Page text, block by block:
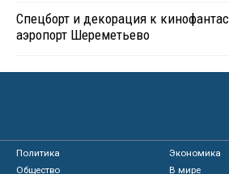
Спецборт и декорация к
аэропорт Шереметьево
Политика
Экономика
Общество
В мире